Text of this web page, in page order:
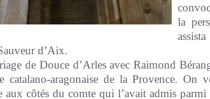
la
d’Aix.
de Douce d’Arles avec Raimond
catalano-aragonaise de la Provence. On
aux côtés du comte qui l’avait admis parmi